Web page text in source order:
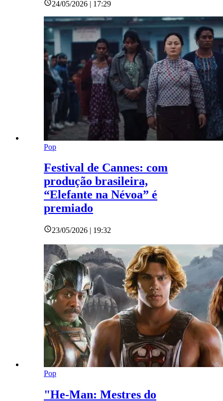
24/05/2026 | 17:29
Pop
Festival de Cannes: com
produção brasileira,
“Elefante na Névoa” é
premiado
23/05/2026 | 19:32
Pop
"He-Man: Mestres do